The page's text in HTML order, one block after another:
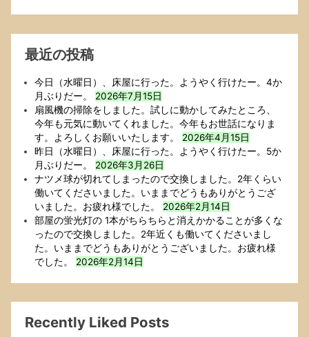
最近の投稿
今日（水曜日）、床屋に行った。ようやく行けたー。4か
月ぶりだー。
2026年7月15日
扇風機の掃除をしました。試しに動かしてみたところ、
今年も元気に動いてくれました。今年もお世話になりま
す。よろしくお願いいたします。
2026年4月15日
昨日（水曜日）、床屋に行った。ようやく行けたー。5か
月ぶりだー。
2026年3月26日
ナツメ球が切れてしまったので交換しました。2年くらい
働いてくださいました。いままでどうもありがとうござ
いました。お疲れ様でした。
2026年2月14日
部屋の蛍光灯の 1本がちらちらと消えかかることが多くな
ったので交換しました。2年近くも働いてくださいまし
た。いままでどうもありがとうございました。お疲れ様
でした。
2026年2月14日
Recently Liked Posts